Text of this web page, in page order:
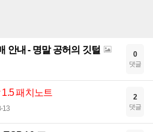
안내 - 명말 공허의 깃털 0
댓글
패치노트
13
2
댓글